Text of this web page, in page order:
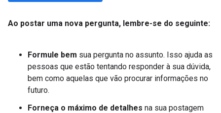
Ao postar uma nova pergunta, lembre-se do seguinte:
Formule bem sua pergunta no assunto. Isso ajuda as
pessoas que estão tentando responder à sua dúvida,
bem como aquelas que vão procurar informações no
futuro.
Forneça o máximo de detalhes na sua postagem